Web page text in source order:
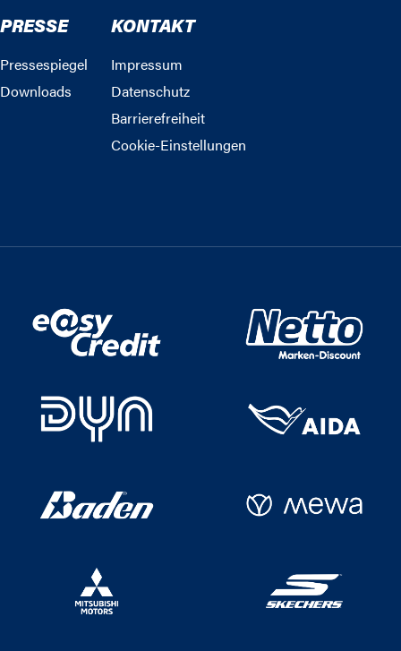
PRESSE
Pressespiegel
Downloads
KONTAKT
Impressum
Datenschutz
Barrierefreiheit
Cookie-Einstellungen